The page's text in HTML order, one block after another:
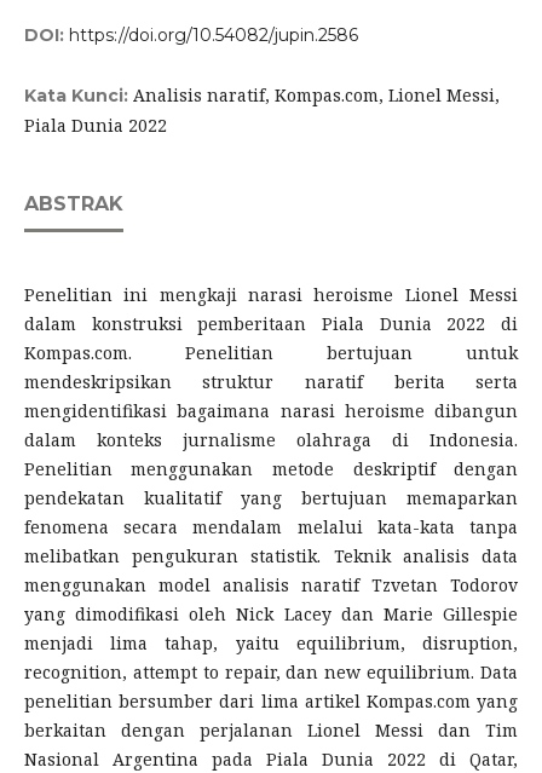
DOI: https://doi.org/10.54082/jupin.2586
Kata Kunci: Analisis naratif, Kompas.com, Lionel Messi,
Piala Dunia 2022
ABSTRAK
Penelitian ini mengkaji narasi heroisme Lionel Messi
dalam konstruksi pemberitaan Piala Dunia 2022 di
Kompas.com. Penelitian bertujuan untuk
mendeskripsikan struktur naratif berita serta
mengidentifikasi bagaimana narasi heroisme dibangun
dalam konteks jurnalisme olahraga di Indonesia.
Penelitian menggunakan metode deskriptif dengan
pendekatan kualitatif yang bertujuan memaparkan
fenomena secara mendalam melalui kata-kata tanpa
melibatkan pengukuran statistik. Teknik analisis data
menggunakan model analisis naratif Tzvetan Todorov
yang dimodifikasi oleh Nick Lacey dan Marie Gillespie
menjadi lima tahap, yaitu equilibrium, disruption,
recognition, attempt to repair, dan new equilibrium. Data
penelitian bersumber dari lima artikel Kompas.com yang
berkaitan dengan perjalanan Lionel Messi dan Tim
Nasional Argentina pada Piala Dunia 2022 di Qatar,